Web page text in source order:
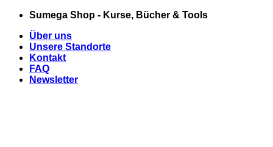
Zum
springen
Sumega Shop - Kurse, Bücher & Tools
Über uns
Unsere Standorte
Kontakt
FAQ
Newsletter